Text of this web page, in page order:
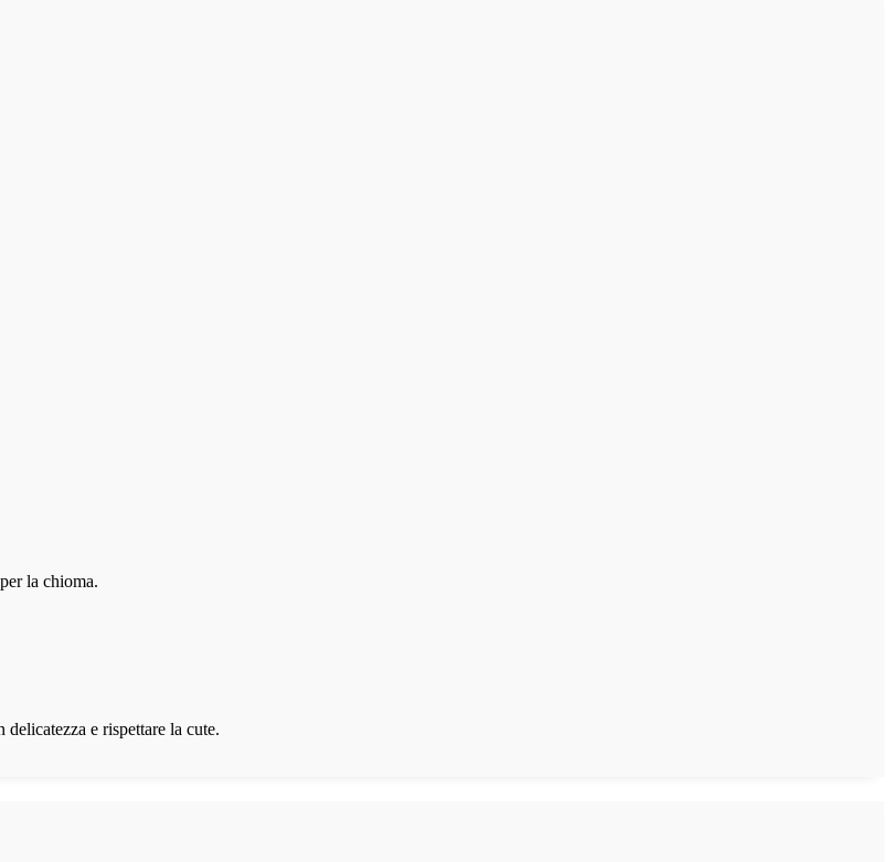
la chioma.
e rispettare la cute.